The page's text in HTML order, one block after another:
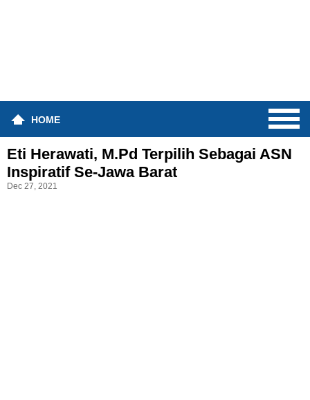
HOME
Eti Herawati, M.Pd Terpilih Sebagai ASN
Inspiratif Se-Jawa Barat
Dec 27, 2021